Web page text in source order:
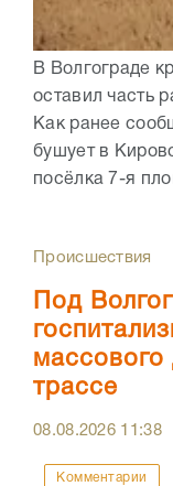
В Волгограде
оставил часть
Как ранее
бушует в
посёлка 7-я
Происшествия
Под
трассе
08.08.2026 11:38
Комментарии